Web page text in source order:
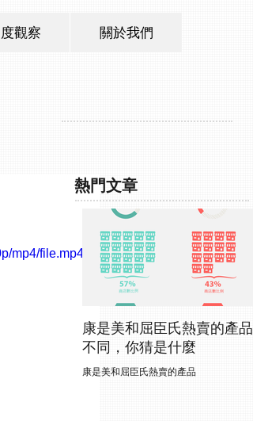
觀察 關於我們
mp4/file.mp4
熱門文章
康是美和屈臣氏熱賣的產品
不同，你猜是什麼
康是美和屈臣氏熱賣的產品